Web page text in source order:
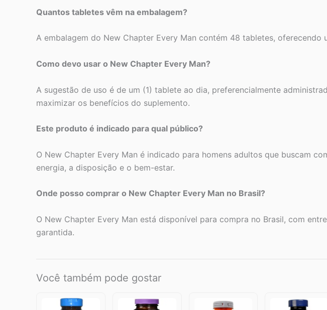
Quantos tabletes vêm na embalagem?
A embalagem do New Chapter Every Man contém 48 tabletes,
Como devo usar o New Chapter Every Man?
A sugestão de uso é de um (1) tablete ao dia, preferencialmente
maximizar os benefícios do suplemento.
Este produto é indicado para qual público?
O New Chapter Every Man é indicado para homens adultos que buscam
energia, a disposição e o bem-estar.
Onde posso comprar o New Chapter Every Man no Brasil?
O New Chapter Every Man está disponível para compra no Brasil, com
garantida.
Você também pode gostar